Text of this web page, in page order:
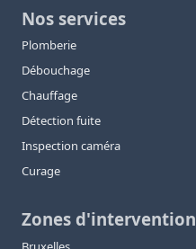
Nos services
Plomberie
Débouchage
Chauffage
Détection fuite
Inspection caméra
Curage
Zones d'intervention